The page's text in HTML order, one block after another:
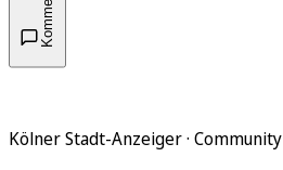
Kölner Stadt-Anzeiger · Community